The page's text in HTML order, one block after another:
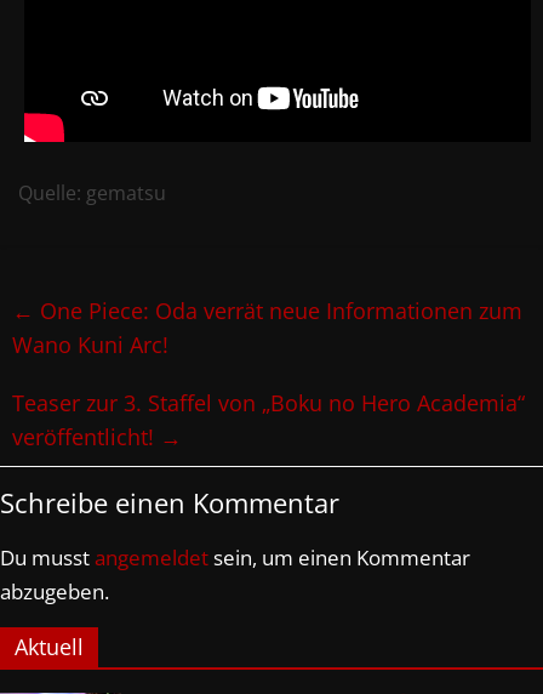
Quelle: gematsu
← One Piece: Oda verrät neue Informationen zum
Wano Kuni Arc!
Teaser zur 3. Staffel von „Boku no Hero Academia“
veröffentlicht! →
Schreibe einen Kommentar
Du musstangemeldetsein, um einen Kommentar
abzugeben.
Aktuell